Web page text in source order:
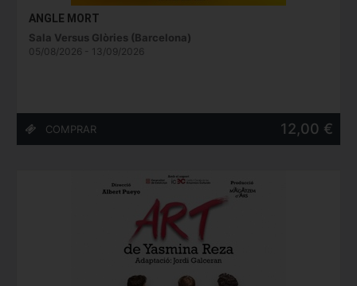
ANGLE MORT
Sala Versus Glòries (Barcelona)
05/08/2026 - 13/09/2026
12,00 €